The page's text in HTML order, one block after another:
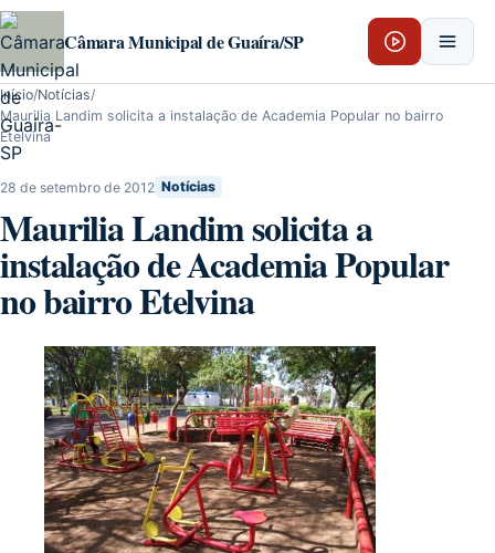
Pular para o conteúdo
Câmara Municipal de Guaíra/SP
Início/Notícias/
Maurilia Landim solicita a instalação de Academia Popular no bairro
Etelvina
28 de setembro de 2012 Notícias
Maurilia Landim solicita a
instalação de Academia Popular
no bairro Etelvina